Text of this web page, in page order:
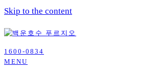
Skip to the content
백운호수 푸르지오 실버
l call ☎ 1600-0834ㅣ백운호수 푸르지오 실버
양가ㅣ의왕 실버타운 숲속의아침ㅣ방문예약
1600-0834
MENU